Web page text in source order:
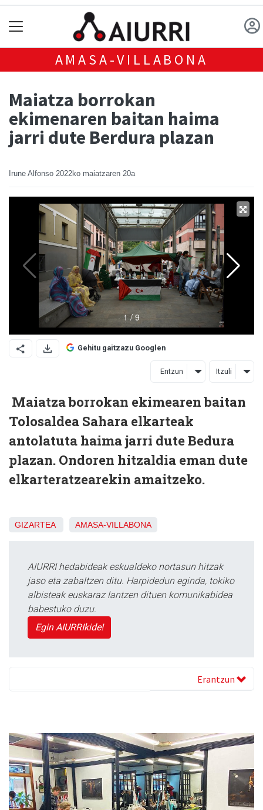
AMASA-VILLABONA
Maiatza borrokan
ekimenaren baitan haima
jarri dute Berdura plazan
Irune Alfonso 2022ko maiatzaren 20a
Gehitu gaitzazu Googlen
Entzun Itzuli
Maiatza borrokan ekimearen baitan
Tolosaldea Sahara elkarteak
antolatuta haima jarri dute Bedura
plazan. Ondoren hitzaldia eman dute
elkarteratzearekin amaitzeko.
GIZARTEA AMASA-VILLABONA
AIURRI hedabideak eskualdeko nortasun hitzak
jaso eta zabaltzen ditu. Harpidedun eginda, tokiko
albisteak euskaraz lantzen dituen komunikabidea
babestuko duzu.
Egin AIURRIkide!
Erantzun